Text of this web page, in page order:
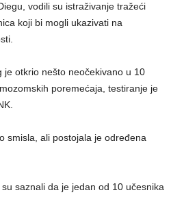
vodili su istraživanje tražeći
koji bi mogli ukazivati ​​na
je otkrio nešto neočekivano u 10
poremećaja, testiranje je
smisla, ali postojala je određena
saznali da je jedan od 10 učesnika